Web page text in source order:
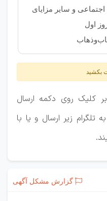
اجتماعی و سایر مزایای
اول
بکشید
کلیک روی دکمه ارسال
تلگرام زیر ارسال و یا با
گزارش مشکل آگهی